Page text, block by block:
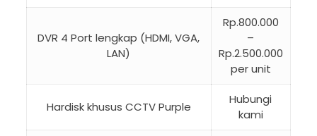
DVR 4 Port lengkap (HDMI, VGA,
LAN)
Rp.800.000
–
Rp.2.500.000
per unit
Hardisk khusus CCTV Purple
Hubungi
kami